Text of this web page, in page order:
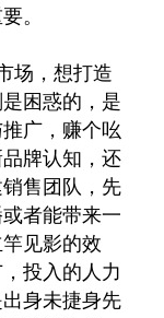
。
场，想打造
困惑的，是
广，赚个吆
牌认知，还
售团队，先
者能带来一
见影的效
投入的人力
身未捷身先